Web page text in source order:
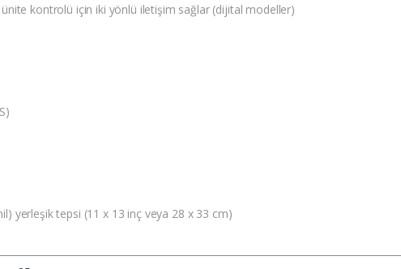
ünite kontrolü için iki yönlü iletişim sağlar (dijital modeller)
yerleşik tepsi (11 x 13 inç veya 28 x 33 cm)